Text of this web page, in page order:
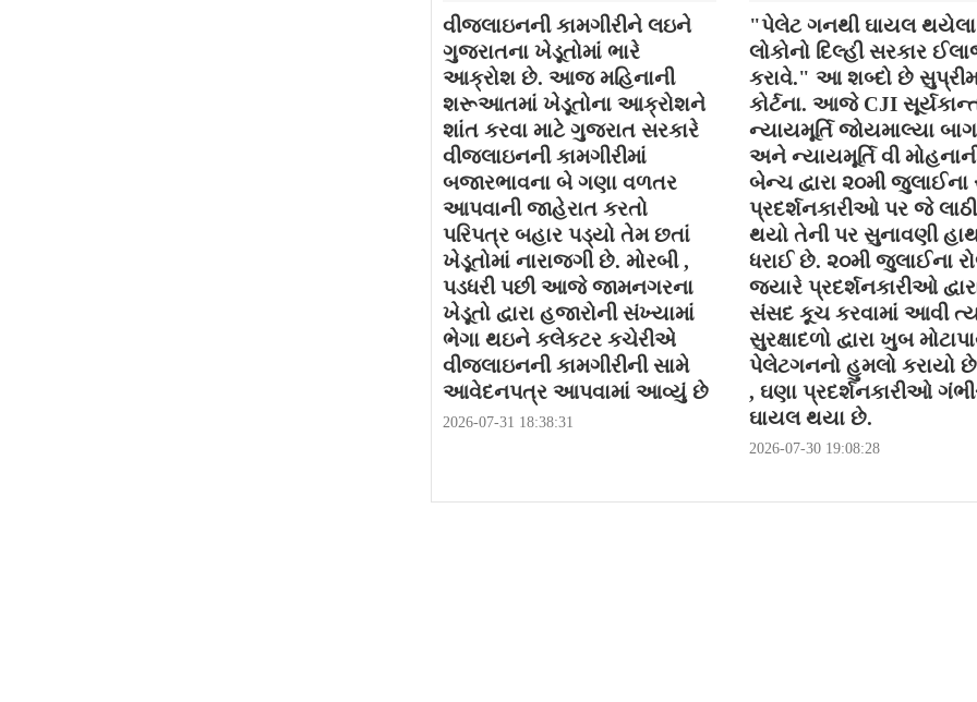
વીજલાઇનની કામગીરીને લઇને
ગુજરાતના ખેડૂતોમાં ભારે
આક્રોશ છે. આજ મહિનાની
શરૂઆતમાં ખેડૂતોના આક્રોશને
શાંત કરવા માટે ગુજરાત સરકારે
વીજલાઇનની કામગીરીમાં
બજારભાવના બે ગણા વળતર
આપવાની જાહેરાત કરતો
પરિપત્ર બહાર પડ્યો તેમ છતાં
ખેડૂતોમાં નારાજગી છે. મોરબી ,
પડધરી પછી આજે જામનગરના
ખેડૂતો દ્વારા હજારોની સંખ્યામાં
ભેગા થઇને કલેકટર કચેરીએ
વીજલાઇનની કામગીરીની સામે
આવેદનપત્ર આપવામાં આવ્યું છે
2026-07-31 18:38:31
"પેલેટ ગનથી ઘાયલ થયેલા
લોકોનો દિલ્હી સરકાર
કરાવે." આ શબ્દો છે
કોર્ટના. આજે CJI
ન્યાયમૂર્તિ જોયમાલ્યા
અને ન્યાયમૂર્તિ વી
બેન્ચ દ્વારા ૨૦મી જુલાઈના
પ્રદર્શનકારીઓ પર જે
થયો તેની પર સુનાવણી
ધરાઈ છે. ૨૦મી જુલાઈના
જયારે પ્રદર્શનકારીઓ
સંસદ કૂચ કરવામાં આવી
સુરક્ષાદળો દ્વારા ખુબ
પેલેટગનનો હુમલો કરાયો
, ઘણા પ્રદર્શનકારીઓ
ઘાયલ થયા છે.
2026-07-30 19:08:28